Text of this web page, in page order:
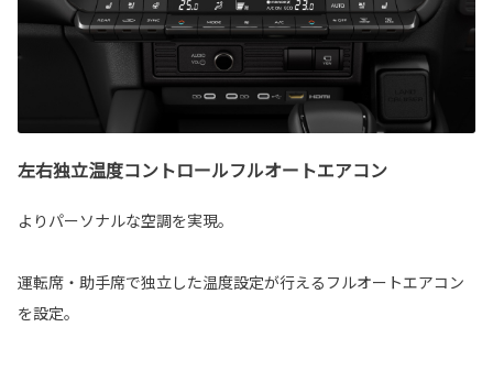
左右独立温度コントロールフルオートエアコン
よりパーソナルな空調を実現。
運転席・助手席で独立した温度設定が行えるフルオートエアコン
を設定。